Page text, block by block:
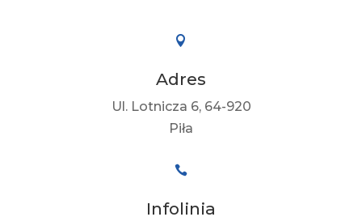

Adres
Ul. Lotnicza 6, 64-920
Piła

Infolinia